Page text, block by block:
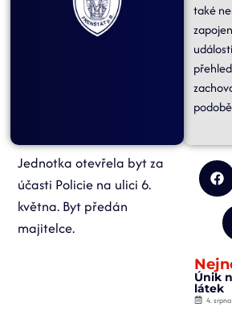
také
Jednotka otevřela byt za
účasti Policie na ulici 6.
května. Byt předán
majitelce.
Únik
látek
4.